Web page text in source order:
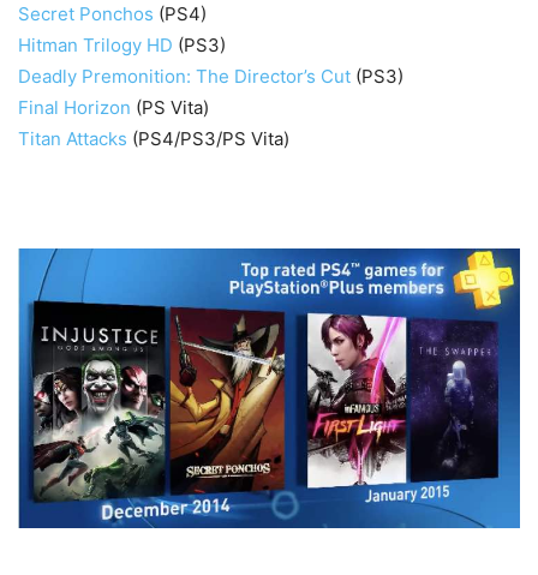
Secret Ponchos (PS4)
Hitman Trilogy HD (PS3)
Deadly Premonition: The Director’s Cut (PS3)
Final Horizon (PS Vita)
Titan Attacks (PS4/PS3/PS Vita)